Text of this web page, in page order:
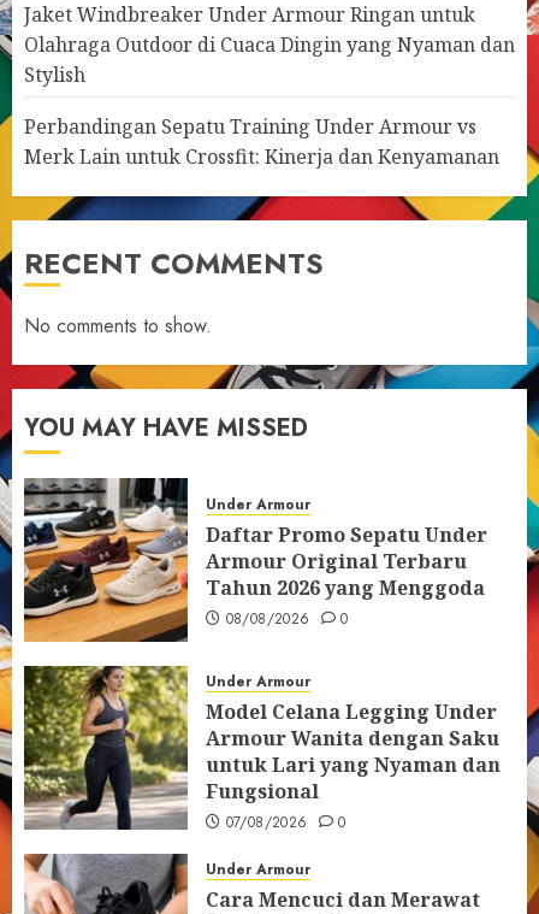
Jaket Windbreaker Under Armour Ringan untuk
Olahraga Outdoor di Cuaca Dingin yang Nyaman dan
Stylish
Perbandingan Sepatu Training Under Armour vs
Merk Lain untuk Crossfit: Kinerja dan Kenyamanan
RECENT COMMENTS
No comments to show.
YOU MAY HAVE MISSED
Under Armour
Daftar Promo Sepatu Under
Armour Original Terbaru
Tahun 2026 yang Menggoda
08/08/2026 0
Under Armour
Model Celana Legging Under
Armour Wanita dengan Saku
untuk Lari yang Nyaman dan
Fungsional
07/08/2026 0
Under Armour
Cara Mencuci dan Merawat